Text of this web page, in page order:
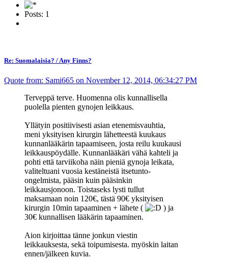
Posts: 1
Re: Suomalaisia? / Any Finns?
Quote from: Sami665 on November 12, 2014, 06:34:27 PM
Terveppä terve. Huomenna olis kunnallisella
puolella pienten gynojen leikkaus.
Yllätyin positiivisesti asian etenemisvauhtia,
meni yksityisen kirurgin lähetteestä kuukaus
kunnanlääkärin tapaamiseen, josta reilu kuukausi
leikkauspöydälle. Kunnanlääkäri vähä kahteli ja
pohti että tarviikoha näin pieniä gynoja leikata,
valiteltuani vuosia kestäneistä itsetunto-
ongelmista, pääsin kuin pääsinkin
leikkausjonoon. Toistaseks lysti tullut
maksamaan noin 120€, tästä 90€ yksityisen
kirurgin 10min tapaaminen + lähete (
) ja
30€ kunnallisen lääkärin tapaaminen.
Aion kirjoittaa tänne jonkun viestin
leikkauksesta, sekä toipumisesta. myöskin laitan
ennen/jälkeen kuvia.